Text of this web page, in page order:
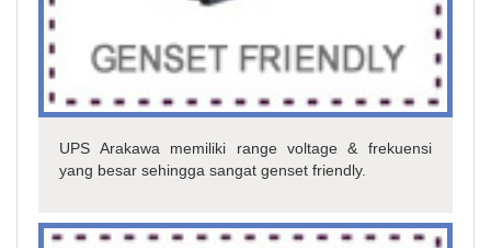
UPS Arakawa memiliki range voltage & frekuensi
yang besar sehingga sangat genset friendly.